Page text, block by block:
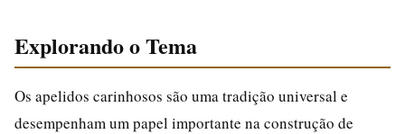
Explorando o Tema
Os apelidos carinhosos são uma tradição universal e
desempenham um papel importante na construção de